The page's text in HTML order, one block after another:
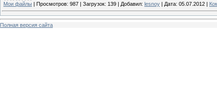
Мои файлы | Просмотров: 987 | Загрузок: 139 | Добавил: lesnoy | Дата: 05.07.2012 |
Полная версия сайта